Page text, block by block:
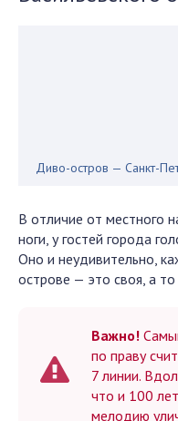
Диво-остров — Санкт-
В отличие от местного
ноги, у гостей города
Оно и неудивительно,
острове — это своя, а
Важно!
по праву
7 линии.
что и 100
мелодию